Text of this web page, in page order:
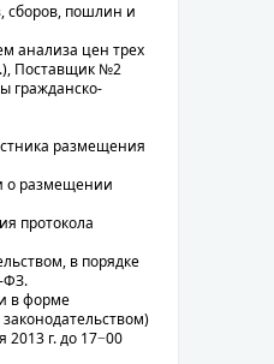
сборов, пошлин и
анализа цен трех
Поставщик №2
гражданско-
размещения
о размещении
протокола
в порядке
ФЗ.
в форме
г. до 17−00